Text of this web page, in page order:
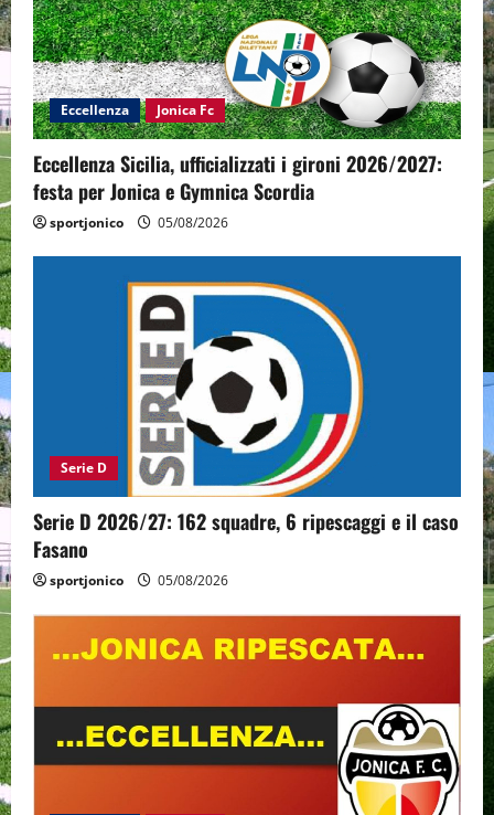
Eccellenza Jonica Fc
Eccellenza Sicilia, ufficializzati i gironi 2026/2027:
festa per Jonica e Gymnica Scordia
sportjonico 05/08/2026
Serie D
Serie D 2026/27: 162 squadre, 6 ripescaggi e il caso
Fasano
sportjonico 05/08/2026